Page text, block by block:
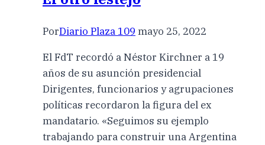
PorDiario Plaza 109 mayo 25, 2022
El FdT recordó a Néstor Kirchner a 19
años de su asunción presidencial
Dirigentes, funcionarios y agrupaciones
políticas recordaron la figura del ex
mandatario. «Seguimos su ejemplo
trabajando para construir una Argentina